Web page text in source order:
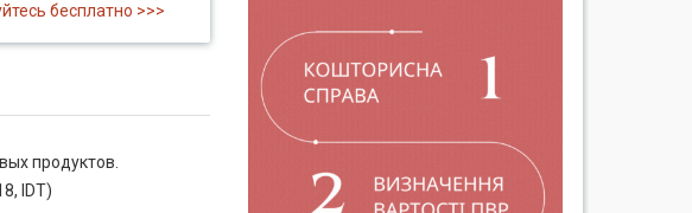
бесплатно >>>
продуктов.
IDT)